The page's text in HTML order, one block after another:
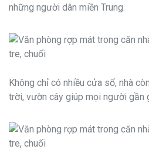
những người dân miền Trung.
Không chỉ có nhiều cửa sổ, nhà
trời, vườn cây giúp mọi người gần